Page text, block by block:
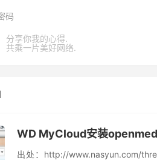
分享你我的心得.
共乘一片美好网络.
码
WD MyCloud安装
出处：http://www.nasyun.com/